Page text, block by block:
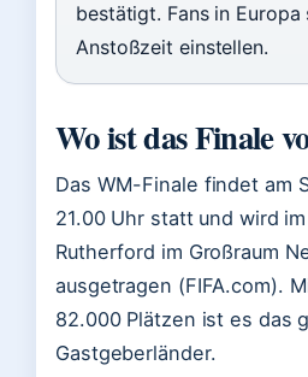
bestätigt. Fans in
Anstoßzeit einstellen.
Wo ist das Finale
Das WM-Finale findet am
21.00 Uhr statt und wird
Rutherford im Großraum
ausgetragen (FIFA.com).
82.000 Plätzen ist es das
Gastgeberländer.